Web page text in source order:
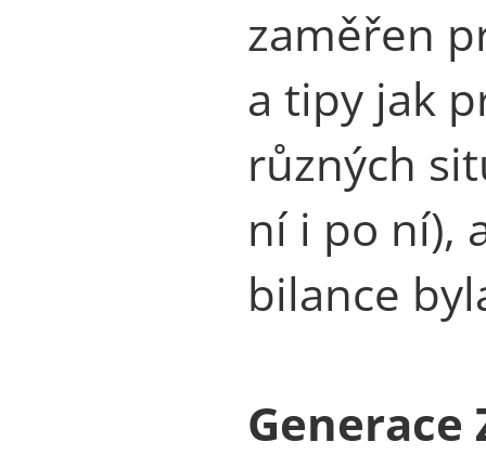
zaměřen
a tipy jak
různých
ní i po ní),
bilance
Generace